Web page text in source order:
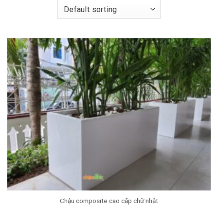
Chậu composite cao cấp chữ nhật